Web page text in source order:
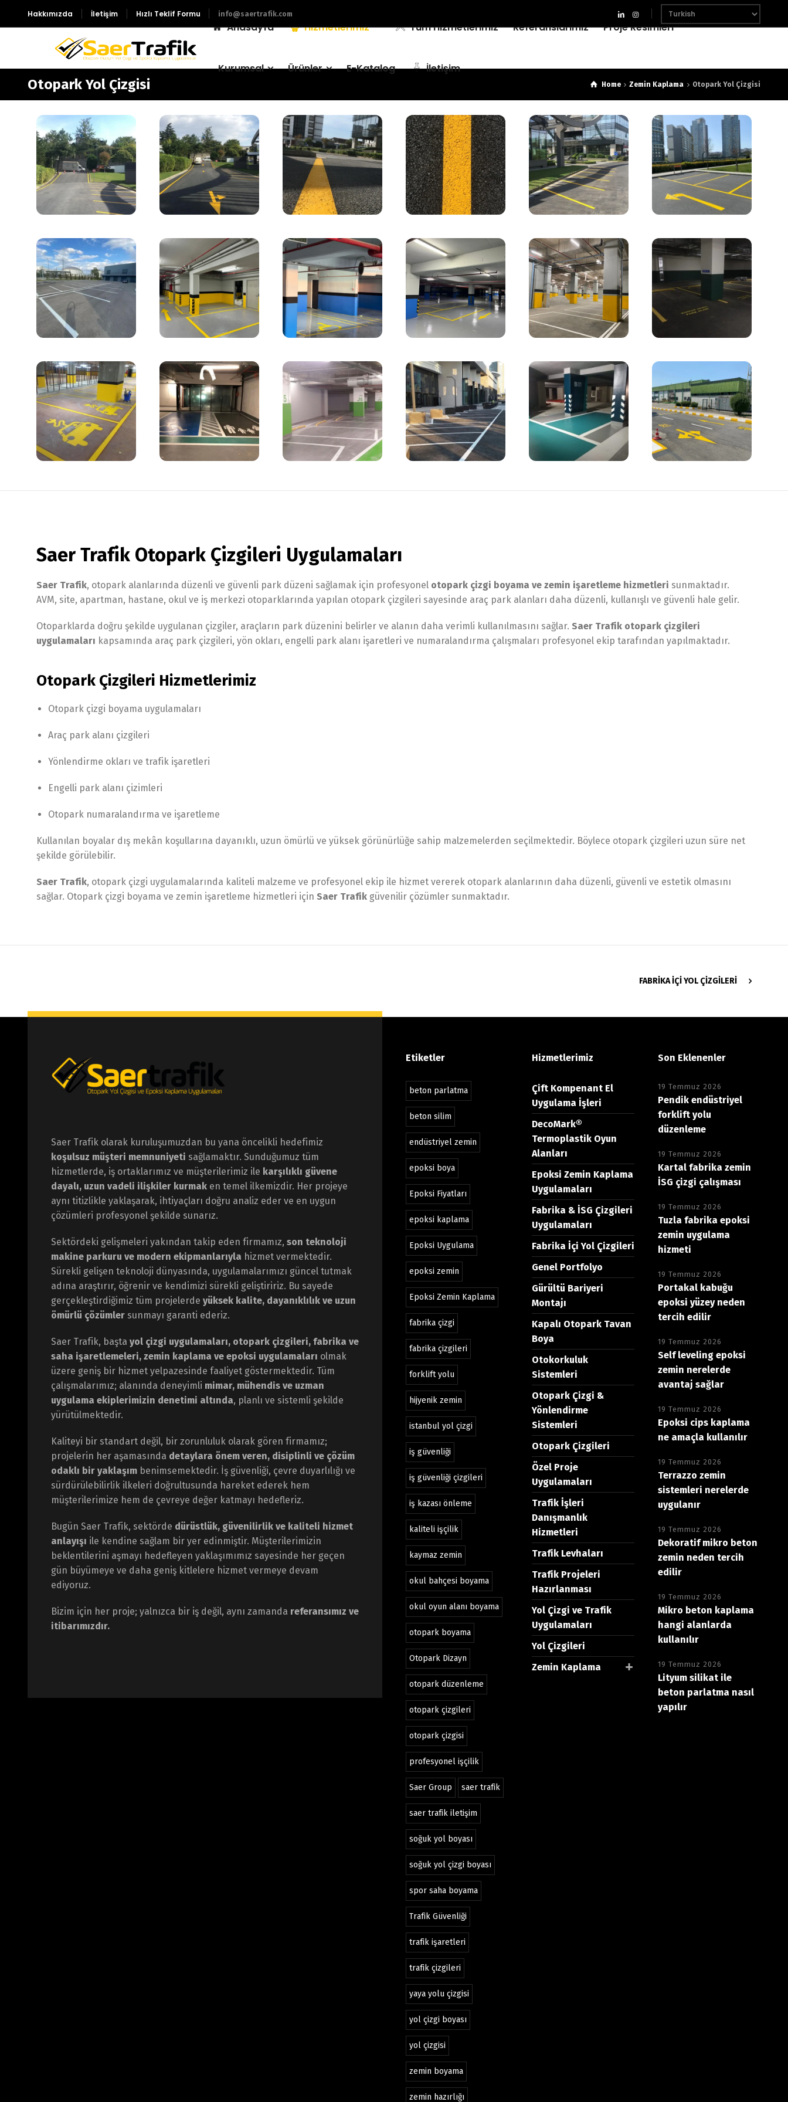
Hakkımızda İletişim Hızlı Teklif Formu info@saertrafik.com
Anasayfa Hizmetlerimiz Tüm Hizmetlerimiz Referanslarımız Proje Resimleri
Kurumsal Ürünler E-Katalog İletişim
Otopark Yol Çizgisi Home Zemin Kaplama Otopark Yol Çizgisi
Saer Trafik Otopark Çizgileri Uygulamaları
Saer Trafik, otopark alanlarında düzenli ve güvenli park düzeni sağlamak için profesyonel otopark çizgi boyama ve zemin işaretleme hizmetleri sunmaktadır.
AVM, site, apartman, hastane, okul ve iş merkezi otoparklarında yapılan otopark çizgileri sayesinde araç park alanları daha düzenli, kullanışlı ve güvenli hale gelir.
Otoparklarda doğru şekilde uygulanan çizgiler, araçların park düzenini belirler ve alanın daha verimli kullanılmasını sağlar. Saer Trafik otopark çizgileri
uygulamaları kapsamında araç park çizgileri, yön okları, engelli park alanı işaretleri ve numaralandırma çalışmaları profesyonel ekip tarafından yapılmaktadır.
Otopark Çizgileri Hizmetlerimiz
Otopark çizgi boyama uygulamaları
Araç park alanı çizgileri
Yönlendirme okları ve trafik işaretleri
Engelli park alanı çizimleri
Otopark numaralandırma ve işaretleme
Kullanılan boyalar dış mekân koşullarına dayanıklı, uzun ömürlü ve yüksek görünürlüğe sahip malzemelerden seçilmektedir. Böylece otopark çizgileri uzun süre net
şekilde görülebilir.
Saer Trafik, otopark çizgi uygulamalarında kaliteli malzeme ve profesyonel ekip ile hizmet vererek otopark alanlarının daha düzenli, güvenli ve estetik olmasını
sağlar. Otopark çizgi boyama ve zemin işaretleme hizmetleri için Saer Trafik güvenilir çözümler sunmaktadır.
FABRIKA İÇI YOL ÇIZGILERI
Saer Trafik olarak kuruluşumuzdan bu yana öncelikli hedefimiz
koşulsuz müşteri memnuniyeti sağlamaktır. Sunduğumuz tüm
hizmetlerde, iş ortaklarımız ve müşterilerimiz ile karşılıklı güvene
dayalı, uzun vadeli ilişkiler kurmaken temel ilkemizdir. Her projeye
aynı titizlikle yaklaşarak, ihtiyaçları doğru analiz eder ve en uygun
çözümleri profesyonel şekilde sunarız.
Sektördeki gelişmeleri yakından takip eden firmamız, son teknoloji
makine parkuru ve modern ekipmanlarıyla hizmet vermektedir.
Sürekli gelişen teknoloji dünyasında, uygulamalarımızı güncel tutmak
adına araştırır, öğrenir ve kendimizi sürekli geliştiririz. Bu sayede
gerçekleştirdiğimiz tüm projelerde yüksek kalite, dayanıklılık ve uzun
ömürlü çözümlersunmayı garanti ederiz.
Saer Trafik, başta yol çizgi uygulamaları, otopark çizgileri, fabrika ve
saha işaretlemeleri, zemin kaplama ve epoksi uygulamaları olmak
üzere geniş bir hizmet yelpazesinde faaliyet göstermektedir. Tüm
çalışmalarımız; alanında deneyimli mimar, mühendis ve uzman
uygulama ekiplerimizin denetimi altında, planlı ve sistemli şekilde
yürütülmektedir.
Kaliteyi bir standart değil, bir zorunluluk olarak gören firmamız;
projelerin her aşamasında detaylara önem veren, disiplinli ve çözüm
odaklı bir yaklaşımbenimsemektedir. İş güvenliği, çevre duyarlılığı ve
sürdürülebilirlik ilkeleri doğrultusunda hareket ederek hem
müşterilerimize hem de çevreye değer katmayı hedefleriz.
Bugün Saer Trafik, sektörde dürüstlük, güvenilirlik ve kaliteli hizmet
anlayışı ile kendine sağlam bir yer edinmiştir. Müşterilerimizin
beklentilerini aşmayı hedefleyen yaklaşımımız sayesinde her geçen
gün büyümeye ve daha geniş kitlelere hizmet vermeye devam
ediyoruz.
Bizim için her proje; yalnızca bir iş değil, aynı zamanda referansımız ve
itibarımızdır.
Etiketler
beton parlatma
beton silim
endüstriyel zemin
epoksi boya
Epoksi Fiyatları
epoksi kaplama
Epoksi Uygulama
epoksi zemin
Epoksi Zemin Kaplama
fabrika çizgi
fabrika çizgileri
forklift yolu
hijyenik zemin
istanbul yol çizgi
iş güvenliği
iş güvenliği çizgileri
iş kazası önleme
kaliteli işçilik
kaymaz zemin
okul bahçesi boyama
okul oyun alanı boyama
otopark boyama
Otopark Dizayn
otopark düzenleme
otopark çizgileri
otopark çizgisi
profesyonel işçilik
Saer Group saer trafik
saer trafik iletişim
soğuk yol boyası
soğuk yol çizgi boyası
spor saha boyama
Trafik Güvenliği
trafik işaretleri
trafik çizgileri
yaya yolu çizgisi
yol çizgi boyası
yol çizgisi
zemin boyama
zemin hazırlığı
Hizmetlerimiz
Çift Kompenant El
Uygulama İşleri
DecoMark®
Termoplastik Oyun
Alanları
Epoksi Zemin Kaplama
Uygulamaları
Fabrika & İSG Çizgileri
Uygulamaları
Fabrika İçi Yol Çizgileri
Genel Portfolyo
Gürültü Bariyeri
Montajı
Kapalı Otopark Tavan
Boya
Otokorkuluk
Sistemleri
Otopark Çizgi &
Yönlendirme
Sistemleri
Otopark Çizgileri
Özel Proje
Uygulamaları
Trafik İşleri
Danışmanlık
Hizmetleri
Trafik Levhaları
Trafik Projeleri
Hazırlanması
Yol Çizgi ve Trafik
Uygulamaları
Yol Çizgileri
Zemin Kaplama
Son Eklenenler
19 Temmuz 2026
Pendik endüstriyel
forklift yolu
düzenleme
19 Temmuz 2026
Kartal fabrika zemin
İSG çizgi çalışması
19 Temmuz 2026
Tuzla fabrika epoksi
zemin uygulama
hizmeti
19 Temmuz 2026
Portakal kabuğu
epoksi yüzey neden
tercih edilir
19 Temmuz 2026
Self leveling epoksi
zemin nerelerde
avantaj sağlar
19 Temmuz 2026
Epoksi cips kaplama
ne amaçla kullanılır
19 Temmuz 2026
Terrazzo zemin
sistemleri nerelerde
uygulanır
19 Temmuz 2026
Dekoratif mikro beton
zemin neden tercih
edilir
19 Temmuz 2026
Mikro beton kaplama
hangi alanlarda
kullanılır
19 Temmuz 2026
Lityum silikat ile
beton parlatma nasıl
yapılır